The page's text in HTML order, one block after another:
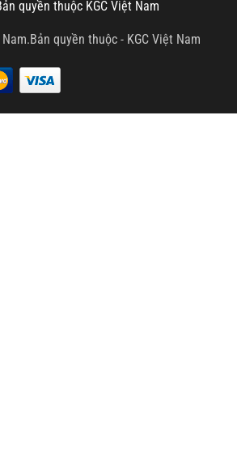
quyền thuộc KGC Việt Nam
quyền thuộc - KGC Việt Nam